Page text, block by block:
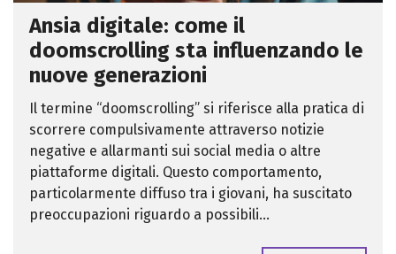
Ansia digitale: come il
doomscrolling sta influenzando le
nuove generazioni
Il termine “doomscrolling” si riferisce alla pratica di
scorrere compulsivamente attraverso notizie
negative e allarmanti sui social media o altre
piattaforme digitali. Questo comportamento,
particolarmente diffuso tra i giovani, ha suscitato
preoccupazioni riguardo a possibili...